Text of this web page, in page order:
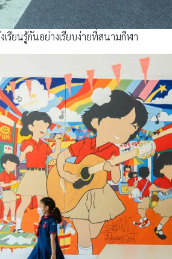
รียนรู้กันอย่างเรียบง่ายที่สนามกีฬา